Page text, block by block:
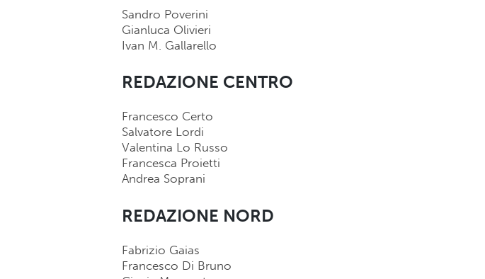
Sandro Poverini
Gianluca Olivieri
Ivan M. Gallarello
REDAZIONE CENTRO
Francesco Certo
Salvatore Lordi
Valentina Lo Russo
Francesca Proietti
Andrea Soprani
REDAZIONE NORD
Fabrizio Gaias
Francesco Di Bruno